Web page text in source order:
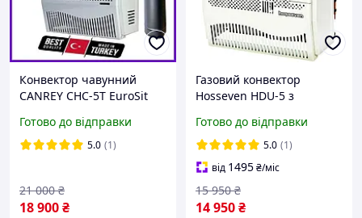
Конвектор чавунний
CANREY CHC-5T EuroSit
настінний Турецький з
вентилятором Канрей і
Готово до відправки
5.0 (1)
18 900₴
21 000 ₴
Газовий конвектор
Hosseven HDU-5 з
теплообмінником
обігрівач 5 кВт до 50 м2 з
італійською автоматикою
EuroSit + димохід
Готово до відправки
5.0 (1)
від 1495₴/міс
14 950₴
15 950 ₴